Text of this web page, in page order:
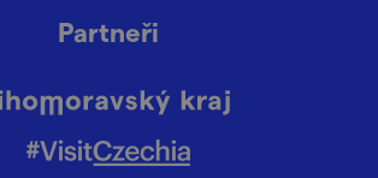
Partneři